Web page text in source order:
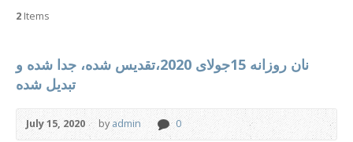
2 Items
نان روزانه 15جولای 2020،تقدیس شده، جدا شده و
تبدیل شده
July 15, 2020 byadmin 0